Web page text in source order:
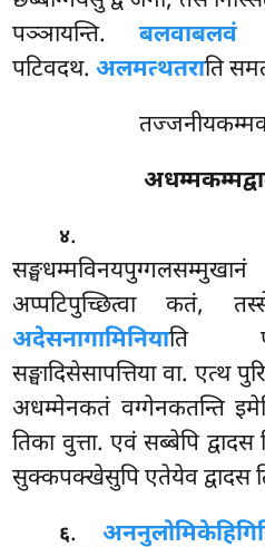
पञ्ञायन्ति.बलवाबलवं
पटिवदथ.अलमत्थतराति
४
अप्पटिपुच्छित्वा कतं,
अदेसनागामिनियाति
सङ्घादिसेसापत्तिया वा.
अधम्मेनकतं वग्गेनकतन्ति
तिका वुत्ता. एवं सब्बेपि
सुक्कपक्खेसुपि एतेयेव द्वादस
६. अननुलोमिकेहि